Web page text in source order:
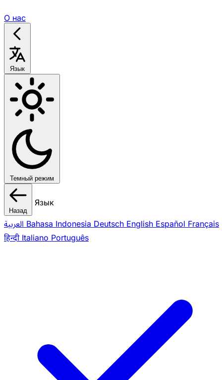
О нас
Язык
Темный режим
Назад
Язык
Bahasa Indonesia Deutsch English Español Français
हिन्दी Italiano Português